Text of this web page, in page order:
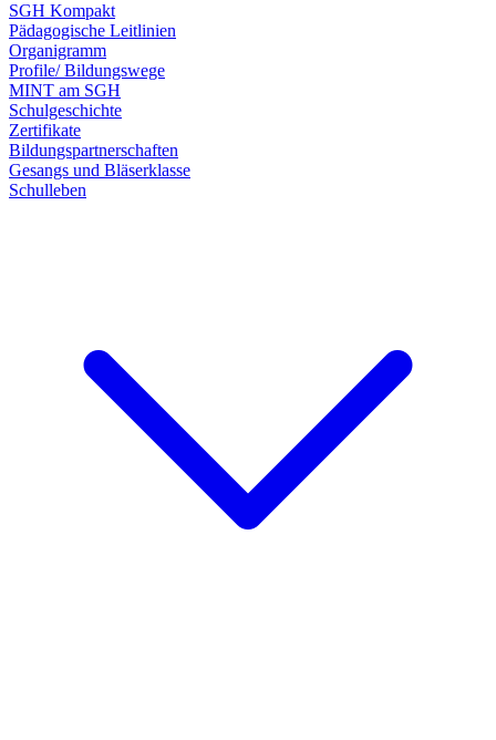
SGH Kompakt
Pädagogische Leitlinien
Organigramm
Profile/ Bildungswege
MINT am SGH
Schulgeschichte
Zertifikate
Bildungspartnerschaften
Gesangs und Bläserklasse
Schulleben